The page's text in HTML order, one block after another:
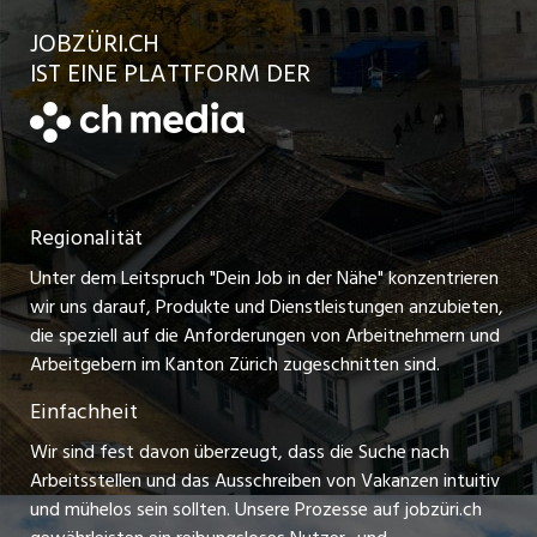
Jobs in der Stadt Uster
Jobs in der Stadt Horgen
Festanstellungen
Temporäre Jobs
Freelance Jobs
Praktikum-Jobs
Lehrstellen
Ferienjobs
Führungspositionen
Schnittstelle
Ratgeber
AGB
Datenschutzerklärung
Nutzungsbedingungen
Impressum
Stellenmeldepflicht
jobbasel.ch
jobbern.ch
jobmittelland.ch
zentraljob.ch
myjob.ch
schaffu.ch (VS)
ajourjob.ch
limmattalerzeitung.ch
radio24.ch
JOBZÜRI.CH
IST EINE PLATTFORM DER
Regionalität
Unter dem Leitspruch "Dein Job in der Nähe" konzentrieren
wir uns darauf, Produkte und Dienstleistungen anzubieten,
die speziell auf die Anforderungen von Arbeitnehmern und
Arbeitgebern im Kanton Zürich zugeschnitten sind.
Einfachheit
Wir sind fest davon überzeugt, dass die Suche nach
Arbeitsstellen und das Ausschreiben von Vakanzen intuitiv
und mühelos sein sollten. Unsere Prozesse auf jobzüri.ch